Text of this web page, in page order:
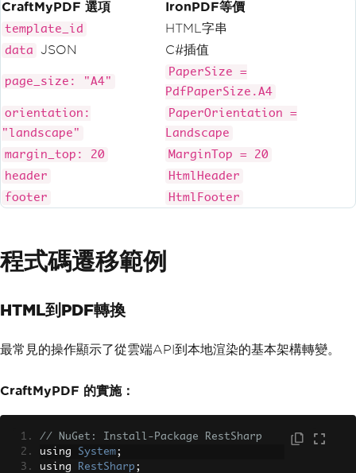
CraftMyPDF 選項 IronPDF等價
template_id HTML字串
data JSON C#插值
page_size: "A4"
PaperSize =
PdfPaperSize.A4
orientation:
"landscape"
PaperOrientation =
Landscape
margin_top: 20
MarginTop = 20
header
HtmlHeader
footer
HtmlFooter
程式碼遷移範例
HTML到PDF轉換
最常見的操作顯示了從雲端API到本地渲染的基本架構轉變。
CraftMyPDF 的實施：
// NuGet: Install-Package RestSharp
using System;
using
RestSharp ;